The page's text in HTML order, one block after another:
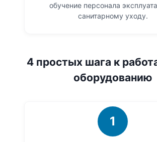
обучение персонала
санитарному уходу.
4 простых шага к
оборудованию
1